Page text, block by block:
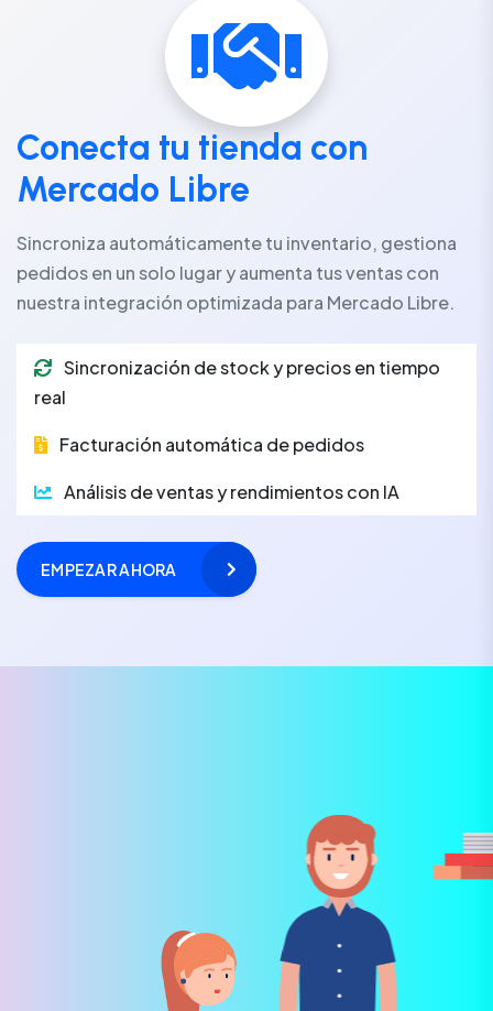
Conecta tu tienda con
Mercado Libre
Sincroniza automáticamente tu inventario, gestiona
pedidos en un solo lugar y aumenta tus ventas con
nuestra integración optimizada para Mercado Libre.
Sincronización de stock y precios en tiempo
real
Facturación automática de pedidos
Análisis de ventas y rendimientos con IA
EMPEZAR AHORA